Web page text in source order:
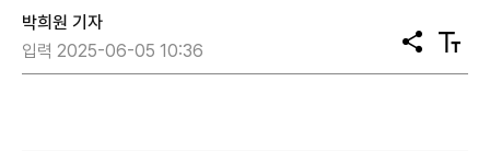
박희원 기자
입력 2025-06-05 10:36
공
유
텍
스